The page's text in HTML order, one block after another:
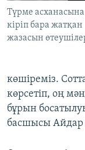
Түрме асханаcына
кіріп бара жатқан
жазасын
көшіреміз.
көрсетіп, оң
бұрын
басшысы Айдар